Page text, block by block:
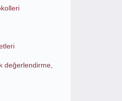
değerlendirme,